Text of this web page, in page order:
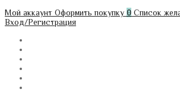
Мой аккаунт Оформить покупку 0 Список
Вход/Регистрация